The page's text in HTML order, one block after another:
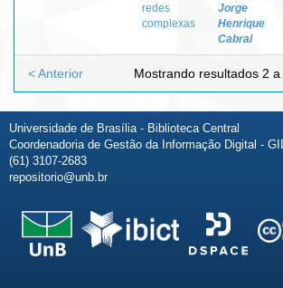
redes
complexas
Jorge
Henrique
Cabral
Mostrando resultados 2 a
< Anterior
Universidade de Brasília - Biblioteca Central
Coordenadoria de Gestão da Informação Digital -
(61) 3107-2683
repositorio@unb.br